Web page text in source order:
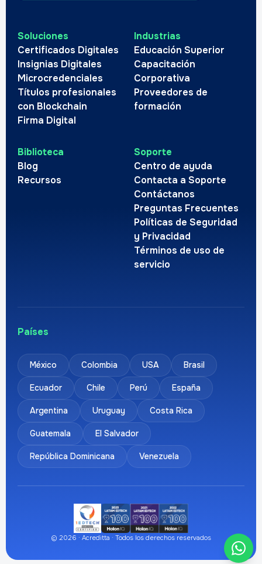
Soluciones
Certificados Digitales
Insignias Digitales
Microcredenciales
Títulos profesionales
con Blockchain
Firma Digital
Industrias
Educación Superior
Capacitación
Corporativa
Proveedores de
formación
Biblioteca
Blog
Recursos
Soporte
Centro de ayuda
Contacta a Soporte
Contáctanos
Preguntas Frecuentes
Políticas de Seguridad
y Privacidad
Términos de uso de
servicio
Países
México Colombia USA Brasil
Ecuador Chile Perú España
Argentina Uruguay Costa Rica
Guatemala El Salvador
República Dominicana Venezuela
© 2026 · Acreditta · Todos los derechos reservados